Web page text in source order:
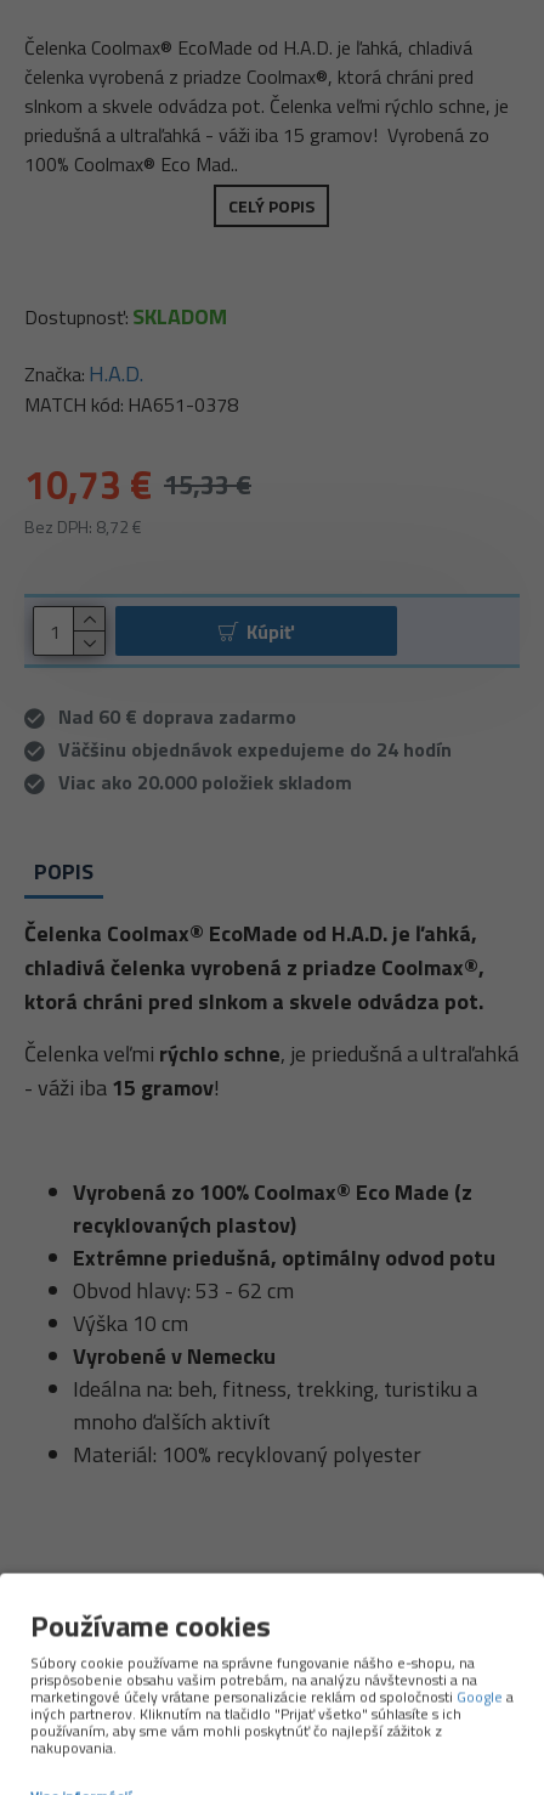
Čelenka Coolmax® EcoMade od H.A.D. je ľahká, chladivá
čelenka vyrobená z priadze Coolmax®, ktorá chráni pred
slnkom a skvele odvádza pot. Čelenka veľmi rýchlo schne, je
priedušná a ultraľahká - váži iba 15 gramov! Vyrobená zo
100% Coolmax® Eco Mad..
CELÝ POPIS
10,73 € 15,33 €
Bez DPH: 8,72 €
Dostupnosť: SKLADOM
Značka: H.A.D.
MATCH kód: HA651-0378
Kúpiť
Nad 60 € doprava zadarmo
Väčšinu objednávok expedujeme do 24 hodín
Viac ako 20.000 položiek skladom
POPIS
Čelenka Coolmax® EcoMade od H.A.D. je ľahká,
chladivá čelenka vyrobená z priadze Coolmax®,
ktorá chráni pred slnkom a skvele odvádza pot.
Čelenka veľmi rýchlo schne, je priedušná a ultraľahká
- váži iba15 gramov!
Vyrobená zo 100% Coolmax® Eco Made (z
recyklovaných plastov)
Extrémne priedušná, optimálny odvod potu
Obvod hlavy: 53 - 62 cm
Výška 10 cm
Vyrobené v Nemecku
Ideálna na: beh, fitness, trekking, turistiku a
mnoho ďalších aktivít
Materiál: 100% recyklovaný polyester
NAPOSLEDY PREZERANÉ
Používame cookies
Súbory cookie používame na správne fungovanie nášho e-shopu, na
prispôsobenie obsahu vašim potrebám, na analýzu návštevnosti a na
marketingové účely vrátane personalizácie reklám od spoločnosti Google a
iných partnerov. Kliknutím na tlačidlo "Prijať všetko" súhlasíte s ich
používaním, aby sme vám mohli poskytnúť čo najlepší zážitok z
nakupovania.